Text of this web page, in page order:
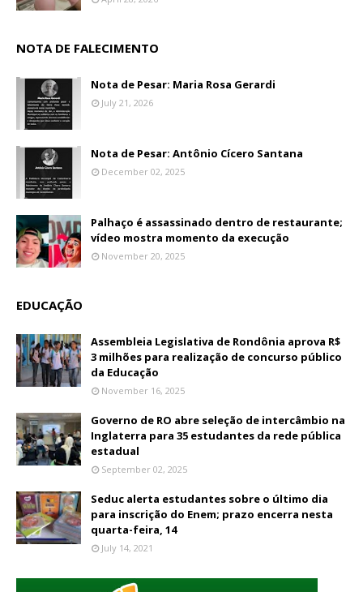
NOTA DE FALECIMENTO
Nota de Pesar: Maria Rosa Gerardi
July 21, 2026
Nota de Pesar: Antônio Cícero Santana
December 02, 2025
Palhaço é assassinado dentro de restaurante;
vídeo mostra momento da execução
November 20, 2025
EDUCAÇÃO
Assembleia Legislativa de Rondônia aprova R$
3 milhões para realização de concurso público
da Educação
November 16, 2025
Governo de RO abre seleção de intercâmbio na
Inglaterra para 35 estudantes da rede pública
estadual
September 02, 2025
Seduc alerta estudantes sobre o último dia
para inscrição do Enem; prazo encerra nesta
quarta-feira, 14
July 14, 2021